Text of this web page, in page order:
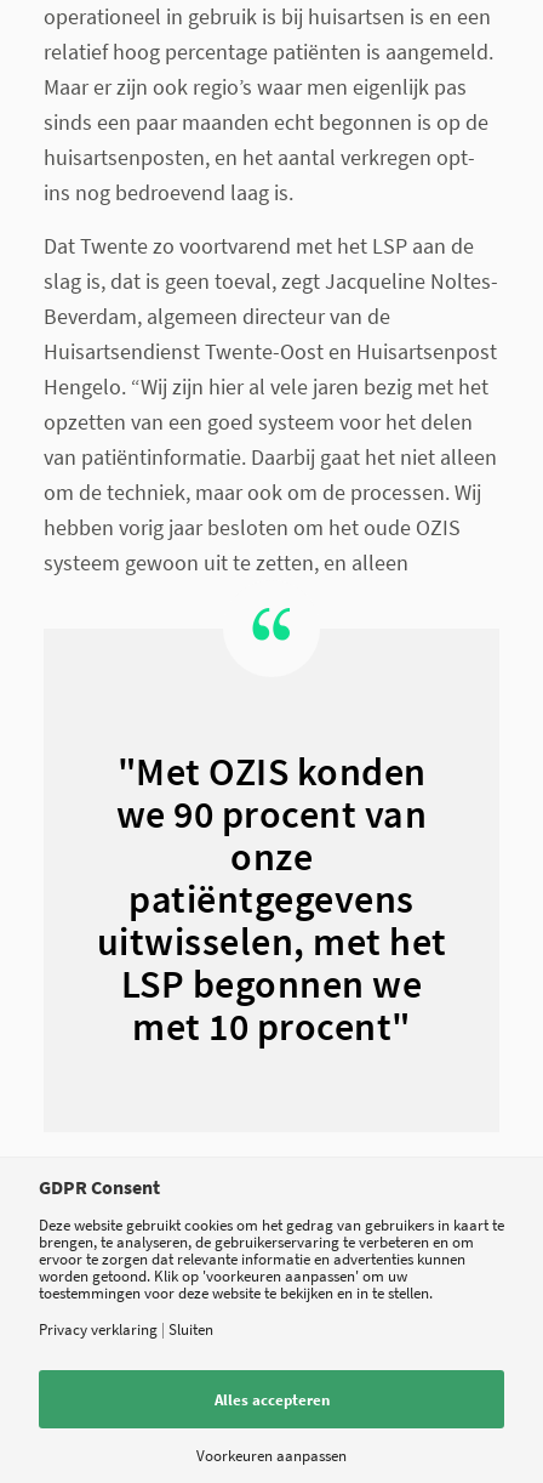
operationeel in gebruik is bij huisartsen is en een
relatief hoog percentage patiënten is aangemeld.
Maar er zijn ook regio’s waar men eigenlijk pas
sinds een paar maanden echt begonnen is op de
huisartsenposten, en het aantal verkregen opt-
ins nog bedroevend laag is.
Dat Twente zo voortvarend met het LSP aan de
slag is, dat is geen toeval, zegt Jacqueline Noltes-
Beverdam, algemeen directeur van de
Huisartsendienst Twente-Oost en Huisartsenpost
Hengelo. “Wij zijn hier al vele jaren bezig met het
opzetten van een goed systeem voor het delen
van patiëntinformatie. Daarbij gaat het niet alleen
om de techniek, maar ook om de processen. Wij
hebben vorig jaar besloten om het oude OZIS
systeem gewoon uit te zetten, en alleen
"Met OZIS konden
we 90 procent van
onze
patiëntgegevens
uitwisselen, met het
LSP begonnen we
met 10 procent"
met LSP te gaan werken. We hadden daarbij het
voordeel dat onze leverancier helemaal klaar was
voor het LSP, maar het was toch wel schrikken.
Met OZIS konden we van 90 procent van onze
400.000 patiëntgegevens uitwisselen, maar
zonder hun expliciete goedkeuring. Toen we
overstapten op het LSP hadden we nog maar van
10 procent goedkeuring. Dat betekende dat
GDPR Consent
Deze website gebruikt cookies om het gedrag van gebruikers in kaart te
brengen, te analyseren, de gebruikerservaring te verbeteren en om
ervoor te zorgen dat relevante informatie en advertenties kunnen
worden getoond. Klik op 'voorkeuren aanpassen' om uw
toestemmingen voor deze website te bekijken en in te stellen.
Privacy verklaring | Sluiten
Alles accepteren
Voorkeuren aanpassen